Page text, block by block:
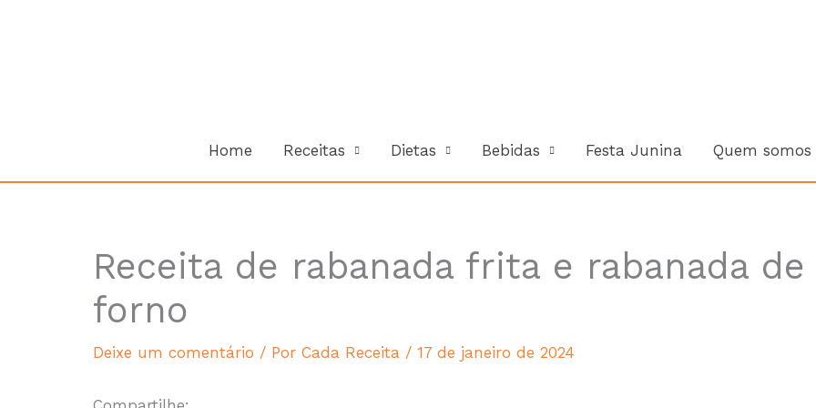
Home Receitas Dietas Bebidas Festa Junina Quem somos
Receita de rabanada frita e rabanada de
forno
Deixe um comentário / Por Cada Receita / 17 de janeiro de 2024
minutes